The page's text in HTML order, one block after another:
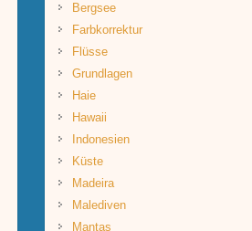
Bergsee
Farbkorrektur
Flüsse
Grundlagen
Haie
Hawaii
Indonesien
Küste
Madeira
Malediven
Mantas